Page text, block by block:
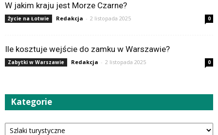
W jakim kraju jest Morze Czarne?
Życie na Łotwie Redakcja - 2 listopada 2025 0
Ile kosztuje wejście do zamku w Warszawie?
Zabytki w Warszawie Redakcja - 2 listopada 2025 0
Kategorie
Kategorie